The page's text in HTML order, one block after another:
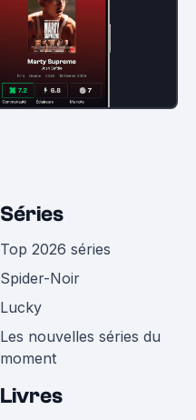
Séries
Top 2026 séries
Spider-Noir
Lucky
Les nouvelles séries du
moment
Livres